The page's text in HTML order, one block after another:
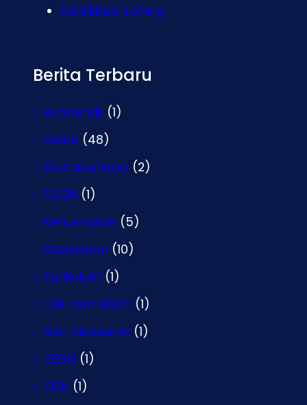
Disdikbud Jateng
Berita Terbaru
Akademik (1)
Berita (48)
Ekstrakurikuler (2)
FLS2N (1)
Kehumasan (5)
Kesiswaan (10)
Kurikulum (1)
LDBI dan NSDC (1)
Non Akademik (1)
O2SN (1)
OSN (1)